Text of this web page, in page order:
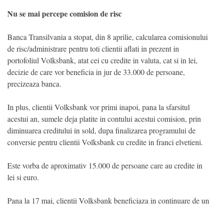
Nu se mai percepe comision de risc
Banca Transilvania a stopat, din 8 aprilie, calcularea comisionului
de risc/administrare pentru toti clientii aflati in prezent in
portofoliul Volksbank, atat cei cu credite in valuta, cat si in lei,
decizie de care vor beneficia in jur de 33.000 de persoane,
precizeaza banca.
In plus, clientii Volksbank vor primi inapoi, pana la sfarsitul
acestui an, sumele deja platite in contului acestui comision, prin
diminuarea creditului in sold, dupa finalizarea programului de
conversie pentru clientii Volksbank cu credite in franci elvetieni.
Este vorba de aproximativ 15.000 de persoane care au credite in
lei si euro.
Pana la 17 mai, clientii Volksbank beneficiaza in continuare de un